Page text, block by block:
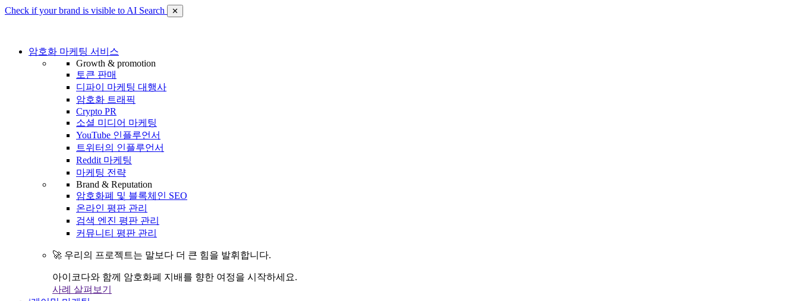
Check if your brand is visible to AI Search ✕
암호화 마케팅 서비스
Growth & promotion
토큰 판매
디파이 마케팅 대행사
암호화 트래픽
Crypto PR
소셜 미디어 마케팅
YouTube 인플루언서
트위터의 인플루언서
Reddit 마케팅
마케팅 전략
Brand & Reputation
암호화폐 및 블록체인 SEO
온라인 평판 관리
검색 엔진 평판 관리
커뮤니티 평판 관리
🚀 우리의 프로젝트는 말보다 더 큰 힘을 발휘합니다.
아이코다와 함께 암호화폐 지배를 향한 여정을 시작하세요.
사례 살펴보기